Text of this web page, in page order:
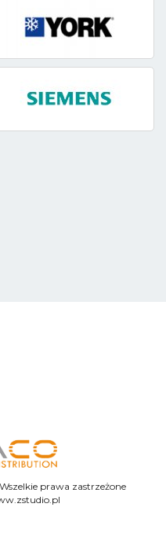
prawa zastrzeżone